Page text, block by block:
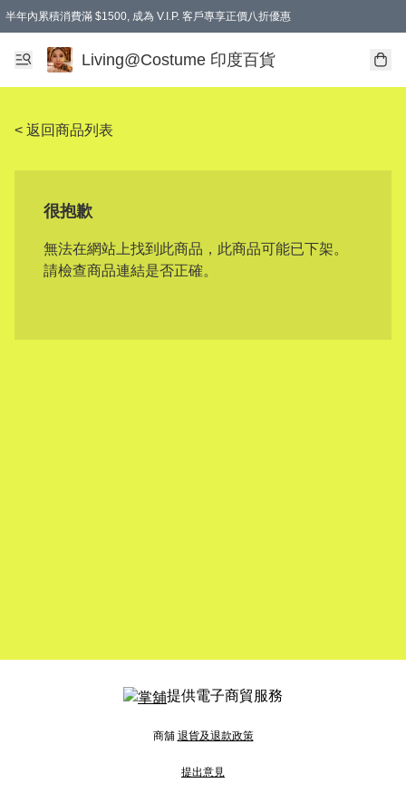
半年內累積消費滿 $1500, 成為 V.I.P. 客戶專享正價八折優惠
滿$600免本地運費
Living@Costume 印度百貨
< 返回商品列表
很抱歉
無法在網站上找到此商品，此商品可能已下架。
請檢查商品連結是否正確。
提供電子商貿服務
商舖 退貨及退款政策
提出意見